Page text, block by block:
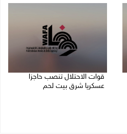
قوات الاحتلال تنصب حاجزا
عسكريا شرق بيت لحم